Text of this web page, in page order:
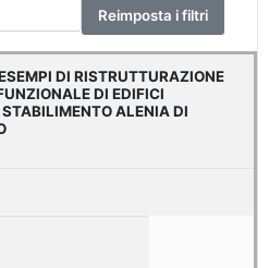
Reimposta i filtri
DI RISTRUTTURAZIONE
DI EDIFICI
ALENIA DI